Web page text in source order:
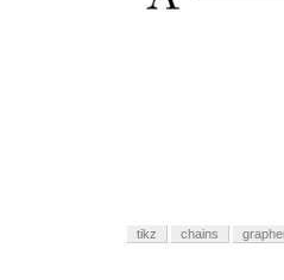
tikz chains